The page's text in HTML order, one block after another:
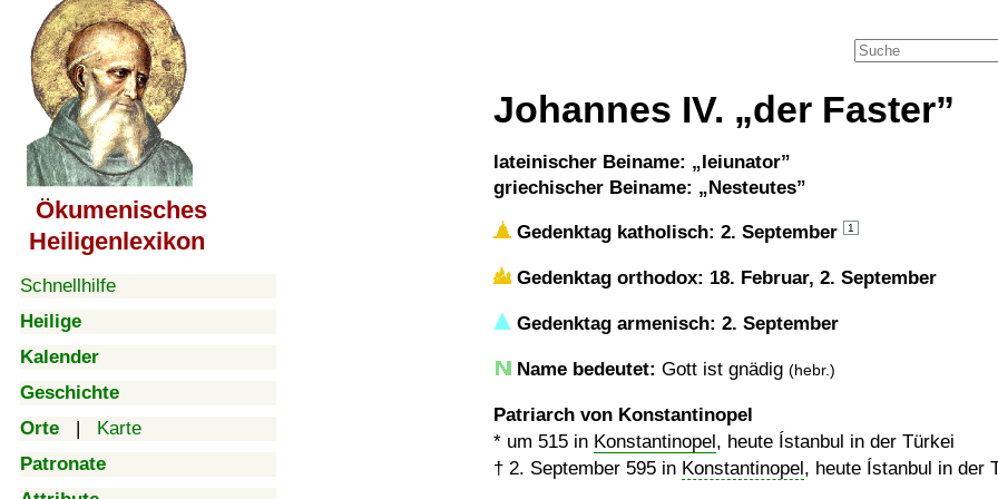
Ökumenisches
Heiligenlexikon
Schnellhilfe
Heilige
Kalender
Geschichte
Orte | Karte
Patronate
Johannes IV. der Faster
lateinischer Beiname:
Ieiunator
griechischer Beiname:
Nesteutes
Gedenktag katholisch: 2. September 1
Gedenktag orthodox: 18. Februar, 2. September
Gedenktag armenisch: 2. September
Name bedeutet: Gott ist gnädig (hebr.)
Patriarch von Konstantinopel
* um 515 in Konstantinopel, heute Ístanbul in der Türkei
† 2. September 595 in Konstantinopel, heute Ístanbul in der